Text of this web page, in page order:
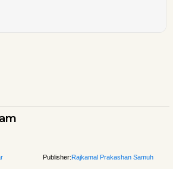
Publisher:Rajkamal Prakashan Samuh